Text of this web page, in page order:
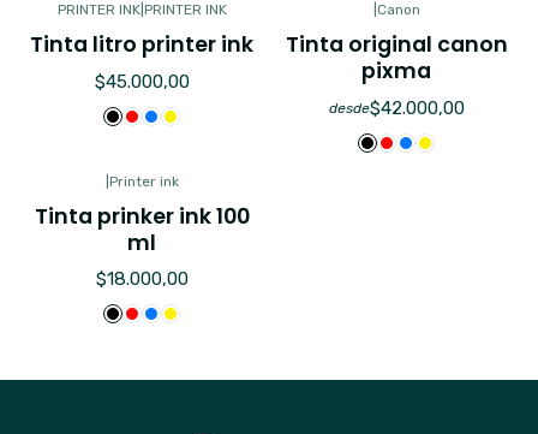
PRINTER INK| PRINTER INK
Tinta litro printer ink
$45.000,00
Canon
Tinta original canon
pixma
desde$42.000,00
Printer ink
Tinta prinker ink 100
ml
$18.000,00